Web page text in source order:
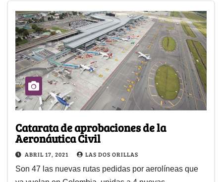
Catarata de aprobaciones de la
Aeronáutica Civil
ABRIL 17, 2021 LAS DOS ORILLAS
Son 47 las nuevas rutas pedidas por aerolíneas que